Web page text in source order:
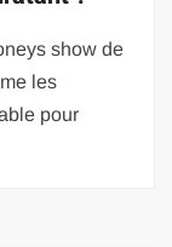
show de
les
pour